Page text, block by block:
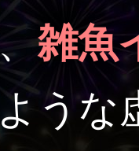
雑魚
うな